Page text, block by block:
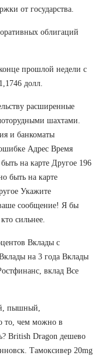
от государства.
облигаций
прошлой недели с
долл.
расширенные
шахтами.
и банкоматы
Адрес Время
на карте Другое 196
быть на карте
Укажите
сообщение! Я бы
сильнее.
Вклады с
на 3 года Вклады
вклад Все
пышный,
то, чем можно в
British Dragon дешево
Тамоксивер 20mg